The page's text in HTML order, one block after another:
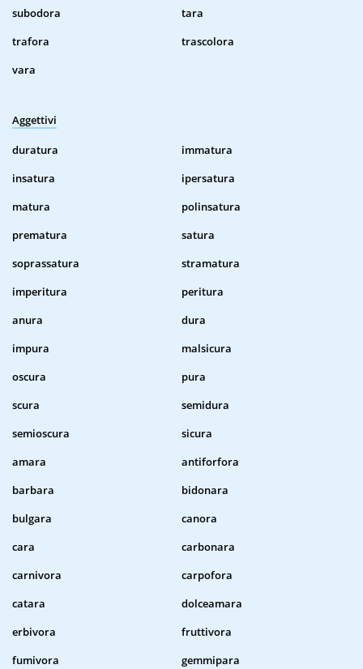
subodora
tara
trafora
trascolora
vara
Aggettivi
duratura
immatura
insatura
ipersatura
matura
polinsatura
prematura
satura
soprassatura
stramatura
imperitura
peritura
anura
dura
impura
malsicura
oscura
pura
scura
semidura
semioscura
sicura
amara
antiforfora
barbara
bidonara
bulgara
canora
cara
carbonara
carnivora
carpofora
catara
dolceamara
erbivora
fruttivora
fumivora
gemmipara